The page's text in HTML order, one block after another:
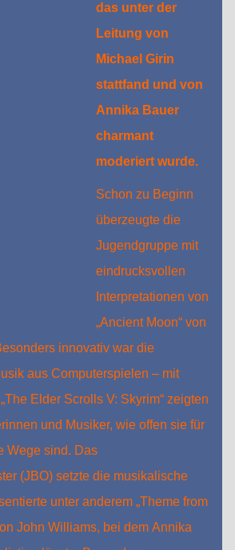
das unter der
Leitung von
Michael Girin
stattfand und von
Annika Bauer
charmant
moderiert wurde.
Schon zu Beginn
überzeugte die
Jugendgruppe mit
eindrucksvollen
Interpretationen von
„Ancient Moon“ von
innovativ war die
aus Computerspielen – mit
Elder Scrolls V: Skyrim“ zeigten
und Musiker, wie offen sie für
Wege sind. Das
(JBO) setzte die musikalische
unter anderem „Theme from
John Williams, bei dem Annika